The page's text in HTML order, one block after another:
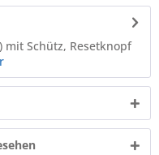
mit Schütz, Resetknopf